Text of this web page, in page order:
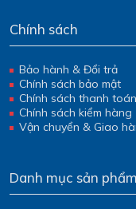
Chính sách
Bảo hành & Đổi trả
Chính sách bảo mật
Chính sách thanh toán
Chính sách kiểm hàng
Vận chuyển & Giao
Danh mục sản phẩm